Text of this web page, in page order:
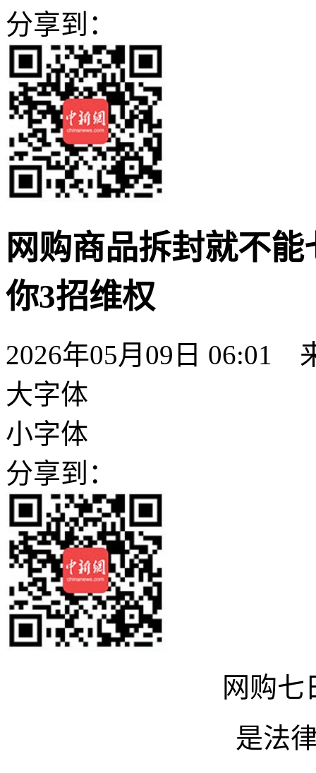
分享到：
网购商品拆封就不
你3招维权
2026年05月09日 06:01
大字体
小字体
分享到：
网购七
是法